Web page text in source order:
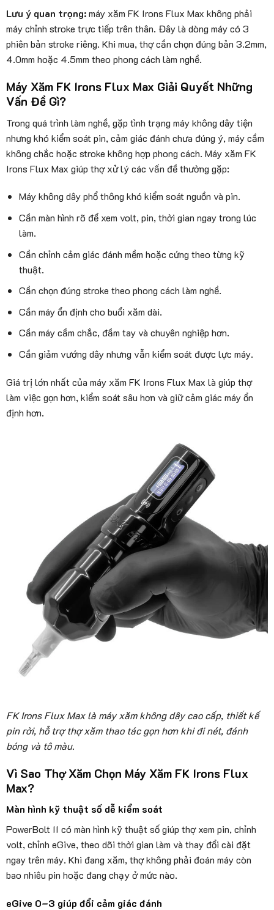
Lưu ý quan trọng:máy xăm FK Irons Flux Max không phải
máy chỉnh stroke trực tiếp trên thân. Đây là dòng máy có 3
phiên bản stroke riêng. Khi mua, thợ cần chọn đúng bản 3.2mm,
4.0mm hoặc 4.5mm theo phong cách làm nghề.
Máy Xăm FK Irons Flux Max Giải Quyết Những
Vấn Đề Gì?
Trong quá trình làm nghề, gặp tình trạng máy không dây tiện
nhưng khó kiểm soát pin, cảm giác đánh chưa đúng ý, máy cầm
không chắc hoặc stroke không hợp phong cách. Máy xăm FK
Irons Flux Max giúp thợ xử lý các vấn đề thường gặp:
Máy không dây phổ thông khó kiểm soát nguồn và pin.
Cần màn hình rõ để xem volt, pin, thời gian ngay trong lúc
làm.
Cần chỉnh cảm giác đánh mềm hoặc cứng theo từng kỹ
thuật.
Cần chọn đúng stroke theo phong cách làm nghề.
Cần máy ổn định cho buổi xăm dài.
Cần máy cầm chắc, đầm tay và chuyên nghiệp hơn.
Cần giảm vướng dây nhưng vẫn kiểm soát được lực máy.
Giá trị lớn nhất của máy xăm FK Irons Flux Max là giúp thợ
làm việc gọn hơn, kiểm soát sâu hơn và giữ cảm giác máy ổn
định hơn.
FK Irons Flux Max là máy xăm không dây cao cấp, thiết kế
pin rời, hỗ trợ thợ xăm thao tác gọn hơn khi đi nét, đánh
bóng và tô màu.
Vì Sao Thợ Xăm Chọn Máy Xăm FK Irons Flux
Max?
Màn hình kỹ thuật số dễ kiểm soát
PowerBolt II có màn hình kỹ thuật số giúp thợ xem pin, chỉnh
volt, chỉnh eGive, theo dõi thời gian làm và thay đổi cài đặt
ngay trên máy. Khi đang xăm, thợ không phải đoán máy còn
bao nhiêu pin hoặc đang chạy ở mức nào.
eGive 0–3 giúp đổi cảm giác đánh